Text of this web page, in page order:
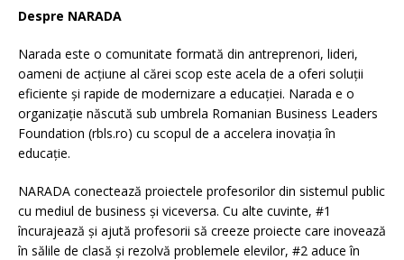
Despre NARADA
Narada este o comunitate formată din antreprenori, lideri,
oameni de acțiune al cărei scop este acela de a oferi soluții
eficiente și rapide de modernizare a educației. Narada e o
organizație născută sub umbrela Romanian Business Leaders
Foundation (rbls.ro) cu scopul de a accelera inovația în
educație.
NARADA conectează proiectele profesorilor din sistemul public
cu mediul de business și viceversa. Cu alte cuvinte, #1
încurajează și ajută profesorii să creeze proiecte care inovează
în sălile de clasă și rezolvă problemele elevilor, #2 aduce în